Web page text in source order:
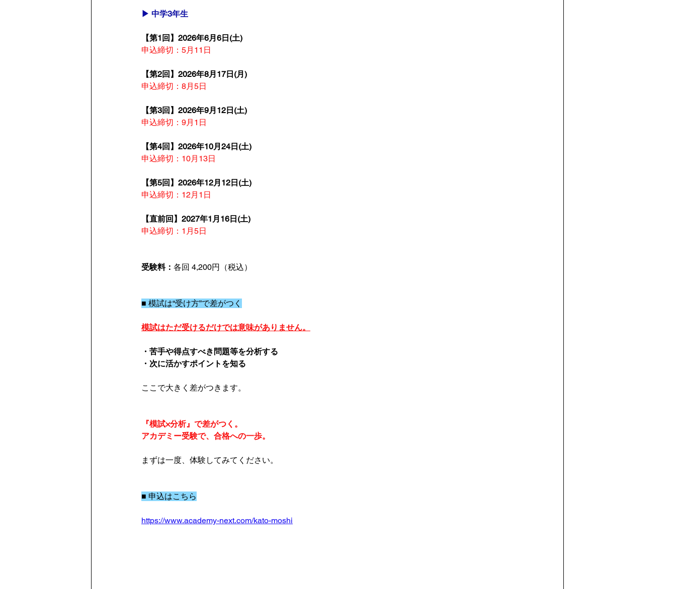
▶ 中学3年生
【第1回】2026年6月6日(土)
申込締切：5月11日
【第2回】2026年8月17日(月)
申込締切：8月5日
【第3回】2026年9月12日(土)
申込締切：9月1日
【第4回】2026年10月24日(土)
申込締切：10月13日
【第5回】2026年12月12日(土)
申込締切：12月1日
【直前回】2027年1月16日(土)
申込締切：1月5日
受験料： 各回 4,200円（税込）
■ 模試は“受け方”で差がつく
模試はただ受けるだけでは意味がありません。
・苦手や得点すべき問題等を分析する
・次に活かすポイントを知る
ここで大きく差がつきます。
『模試×分析』で差がつく。
アカデミー受験で、合格への一歩。
まずは一度、体験してみてください。
■ 申込はこちら
https://www.academy-next.com/kato-moshi